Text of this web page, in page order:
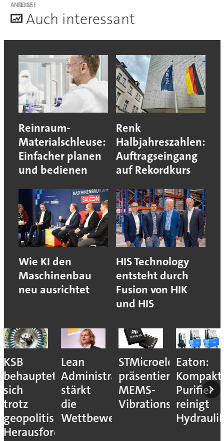
ANZEIGE
Auch interessant
Reinraum-
Materialschleuse:
Einfacher planen
und bedienen
Renk
Halbjahreszahlen:
Auftragseingang
auf Rekordkurs
Wie KI den
Maschinenbau
neu ausrichtet
HIS Technology
entsteht durch
Fusion von HIK
und HIS
KSB
behauptet
sich
trotz
geopolitischer
Herausforderungen
Lean
Administration
stärkt
die
Wettbewerbsfähigkeit
STMicroelectronics
präsentiert
MEMS-
Vibrationssensor
Eaton:
Purifier
reinigt